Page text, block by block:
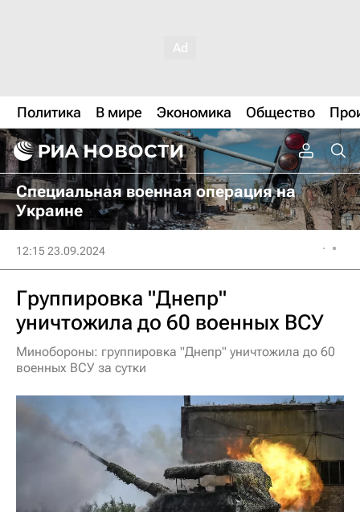
Политика В мире Экономика Общество
Специальная военная операция на
Украине
12:15 23.09.2024
Группировка "Днепр"
уничтожила до 60 военных ВСУ
Минобороны: группировка "Днепр" уничтожила до 60
военных ВСУ за сутки